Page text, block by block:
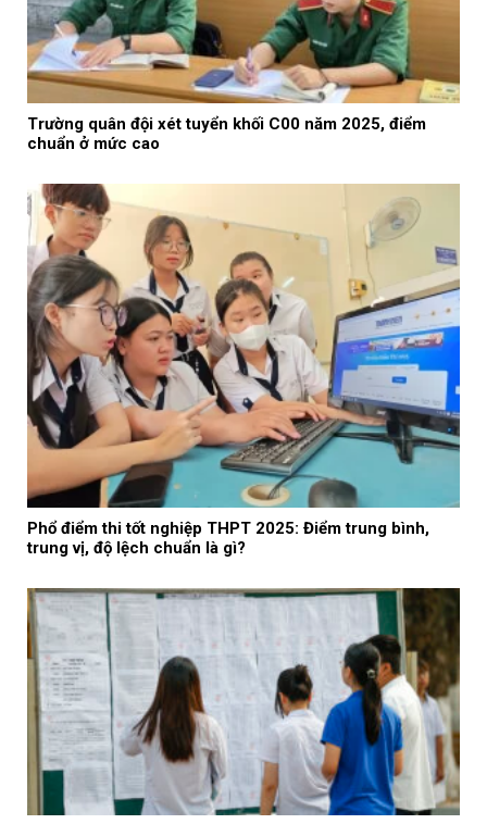
Trường quân đội xét tuyển khối C00 năm 2025, điểm
chuẩn ở mức cao
Phổ điểm thi tốt nghiệp THPT 2025: Điểm trung bình,
trung vị, độ lệch chuẩn là gì?